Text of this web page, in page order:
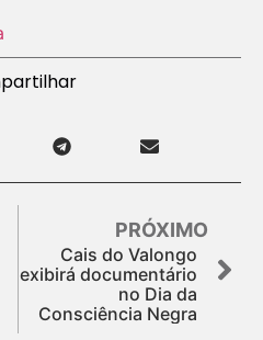
PRÓXIMO
Cais do Valongo
exibirá documentário
no Dia da
Consciência Negra